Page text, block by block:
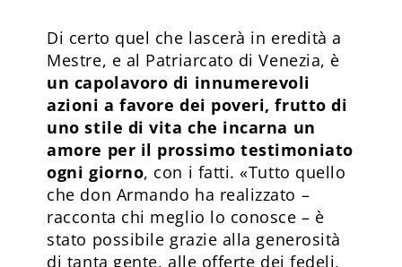
Di certo quel che lascerà in eredità a
Mestre, e al Patriarcato di Venezia, è
un capolavoro di innumerevoli
azioni a favore dei poveri, frutto di
uno stile di vita che incarna un
amore per il prossimo testimoniato
ogni giorno, con i fatti. «Tutto quello
che don Armando ha realizzato –
racconta chi meglio lo conosce – è
stato possibile grazie alla generosità
di tanta gente, alle offerte dei fedeli,